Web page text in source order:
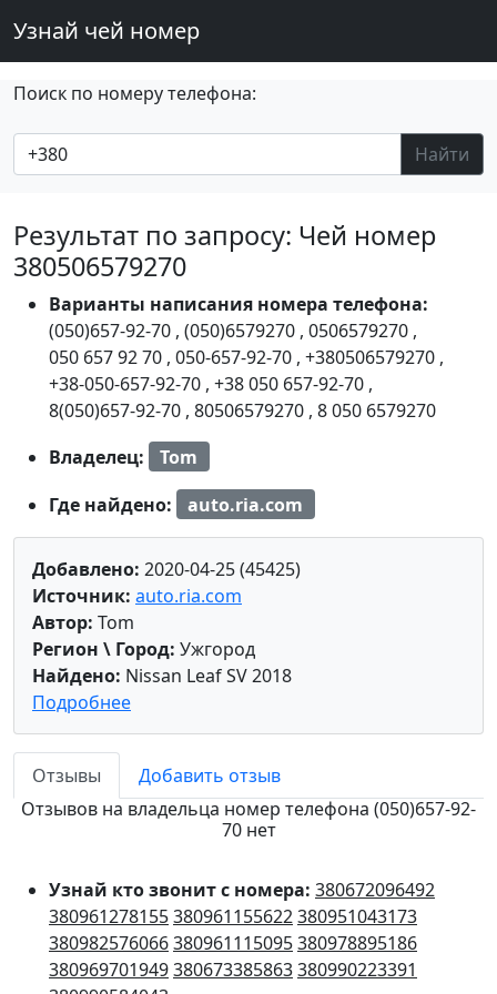
Узнай чей номер
Поиск по номеру телефона:
Найти
Результат по запросу: Чей номер
380506579270
Варианты написания номера телефона:
(050)657-92-70 , (050)6579270 , 0506579270 ,
050 657 92 70 , 050-657-92-70 , +380506579270 ,
+38-050-657-92-70 , +38 050 657-92-70 ,
8(050)657-92-70 , 80506579270 , 8 050 6579270
Владелец:
Tom
Где найдено:
auto.ria.com
Добавлено: 2020-04-25 (45425)
Источник: auto.ria.com
Автор: Tom
Регион \ Город: Ужгород
Найдено: Nissan Leaf SV 2018
Подробнее
Отзывы
Добавить отзыв
Отзывов на владельца номер телефона (050)657-92-
70 нет
Узнай кто звонит с номера: 380672096492
380961278155380961155622380951043173
380982576066380961115095380978895186
380969701949380673385863380990223391